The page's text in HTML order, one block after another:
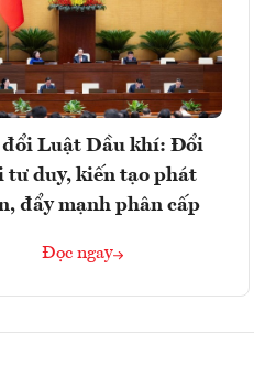
đổi Luật Dầu khí: Đổi
tư duy, kiến tạo phát
đẩy mạnh phân cấp
Đọc ngay